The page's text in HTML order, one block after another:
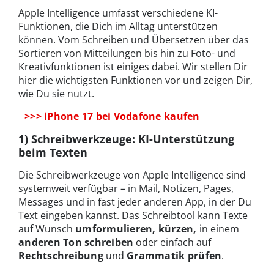
Apple Intelligence umfasst verschiedene KI-
Funktionen, die Dich im Alltag unterstützen
können. Vom Schreiben und Übersetzen über das
Sortieren von Mitteilungen bis hin zu Foto- und
Kreativfunktionen ist einiges dabei. Wir stellen Dir
hier die wichtigsten Funktionen vor und zeigen Dir,
wie Du sie nutzt.
>>> iPhone 17 bei Vodafone kaufen
1) Schreibwerkzeuge: KI-Unterstützung
beim Texten
Die Schreibwerkzeuge von Apple Intelligence sind
systemweit verfügbar – in Mail, Notizen, Pages,
Messages und in fast jeder anderen App, in der Du
Text eingeben kannst. Das Schreibtool kann Texte
auf Wunsch umformulieren, kürzen, in einem
anderen Ton schreiben oder einfach auf
Rechtschreibung und Grammatik prüfen.